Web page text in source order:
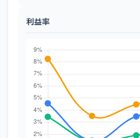
利益率